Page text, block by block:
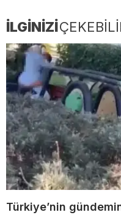
İLGİNİZİ
Türkiye’nin